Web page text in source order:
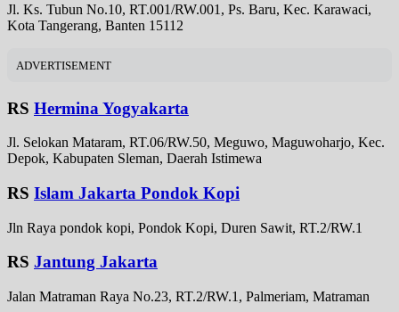
Jl. Ks. Tubun No.10, RT.001/RW.001, Ps. Baru, Kec. Karawaci,
Kota Tangerang, Banten 15112
ADVERTISEMENT
RS Hermina Yogyakarta
Jl. Selokan Mataram, RT.06/RW.50, Meguwo, Maguwoharjo, Kec.
Depok, Kabupaten Sleman, Daerah Istimewa
RS Islam Jakarta Pondok Kopi
Jln Raya pondok kopi, Pondok Kopi, Duren Sawit, RT.2/RW.1
RS Jantung Jakarta
Jalan Matraman Raya No.23, RT.2/RW.1, Palmeriam, Matraman